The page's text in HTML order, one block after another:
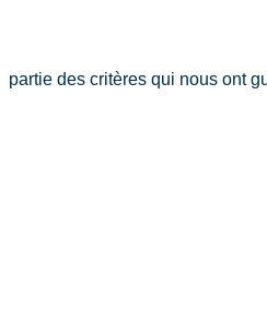
partie des critères qui nous ont